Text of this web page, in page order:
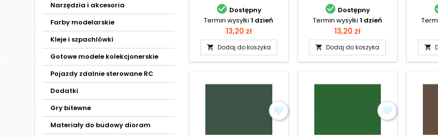
Narzędzia i akcesoria
Farby modelarskie
Kleje i szpachlówki
Gotowe modele kolekcjonerskie
Pojazdy zdalnie sterowane RC
Dodatki
Gry bitewne
Materiały do budowy dioram
 Dostępny
Termin wysyłki 1 dzień
Cena
13,20 zł
 Dodaj do koszyka
 Dostępny
Termin wysyłki 1 dzień
Cena
13,20 zł
 Dodaj do koszyka 